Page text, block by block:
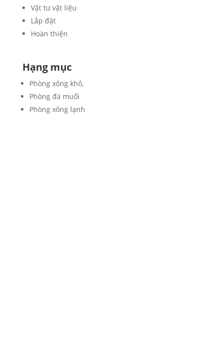
Vật tư vật liệu
Lắp đặt
Hoàn thiện
Hạng mục
Phòng xông khô,
Phòng đá muối
Phòng xông lạnh